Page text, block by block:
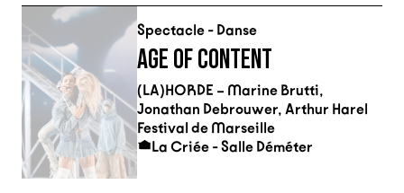
Spectacle - Danse
AGE OF CONTENT
(LA)HORDE – Marine Brutti,
Jonathan Debrouwer, Arthur Harel
Festival de Marseille
La Criée - Salle Déméter